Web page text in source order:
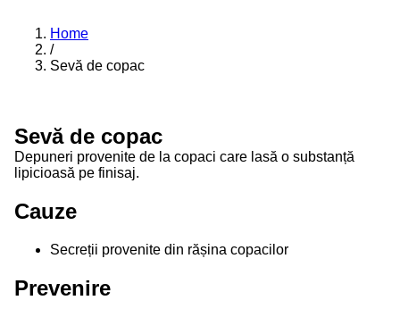
Home
/
Sevă de copac
Sevă de copac
Depuneri provenite de la copaci care lasă o substanță
lipicioasă pe finisaj.
Cauze
Secreții provenite din rășina copacilor
Prevenire